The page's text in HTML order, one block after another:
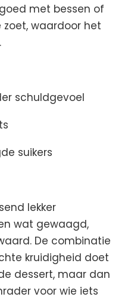
met bessen of
zoet, waardoor het
schuldgevoel
suikers
lekker
wat gewaagd,
De combinatie
kruidigheid doet
dessert, maar dan
voor wie iets